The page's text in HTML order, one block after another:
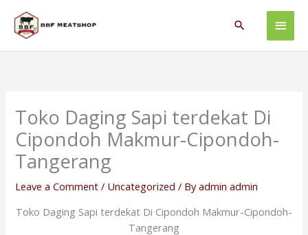
content
Main
Search
Toko Daging Sapi terdekat Di
Cipondoh Makmur-Cipondoh-
Tangerang
Leave a Comment / Uncategorized / Byadmin admin
Toko Daging Sapi terdekat Di Cipondoh Makmur-Cipondoh-
Tangerang